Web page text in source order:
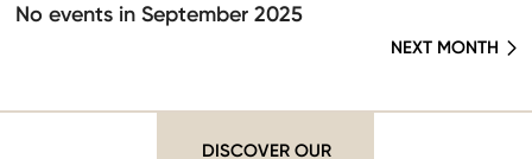
No events in September 2025
NEXT MONTH
DISCOVER OUR